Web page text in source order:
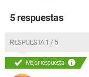
5 respuestas
RESPUESTA 1 / 5
Mejor respuesta